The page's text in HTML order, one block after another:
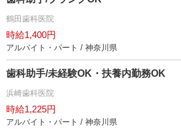
鶴田歯科医院
時給1,400円
アルバイト・パート / 神奈川県
歯科助手/未経験OK・扶養内勤務OK
浜崎歯科医院
時給1,225円
アルバイト・パート / 神奈川県